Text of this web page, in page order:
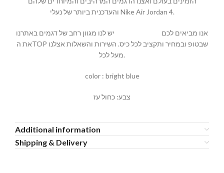
והעדכנית ביותר של נעלי Nike Air Jordan 4.
את הTOP שבטופ ובמחיר ותקציב לכל כיס. השירות והשאלות אצלנו
מעל לכל.
color : bright blue
צבע: כחול עז
Additional information
Shipping & Delivery